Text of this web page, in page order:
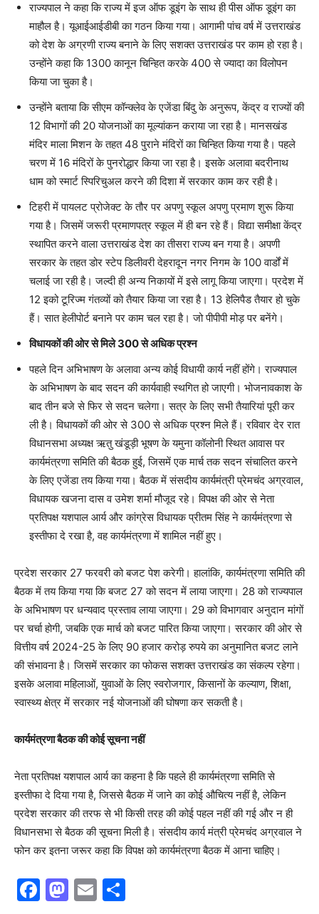
राज्यपाल ने कहा कि राज्य में इज ऑफ डूइंग के साथ ही पीस ऑफ डूइंग का
माहौल है। यूआईआईडीबी का गठन किया गया। आगामी पांच वर्ष में उत्तराखंड
को देश के अग्रणी राज्य बनाने के लिए सशक्त उत्तराखंड पर काम हो रहा है।
उन्होंने कहा कि 1300 कानून चिन्हित करके 400 से ज्यादा का विलोपन
किया जा चुका है।
उन्होंने बताया कि सीएम कॉन्क्लेव के एजेंडा बिंदु के अनुरूप, केंद्र व राज्यों की
12 विभागों की 20 योजनाओं का मूल्यांकन कराया जा रहा है। मानसखंड
मंदिर माला मिशन के तहत 48 पुराने मंदिरों का चिन्हित किया गया है। पहले
चरण में 16 मंदिरों के पुनरोद्धार किया जा रहा है। इसके अलावा बदरीनाथ
धाम को स्मार्ट स्पिरिचुअल करने की दिशा में सरकार काम कर रही है।
टिहरी में पायलट प्रोजेक्ट के तौर पर अपणु स्कूल अपणु प्रमाण शुरू किया
गया है। जिसमें जरूरी प्रमाणपत्र स्कूल में ही बन रहे हैं। विद्या समीक्षा केंद्र
स्थापित करने वाला उत्तराखंड देश का तीसरा राज्य बन गया है। अपणी
सरकार के तहत डोर स्टेप डिलीवरी देहरादून नगर निगम के 100 वार्डों में
चलाई जा रही है। जल्दी ही अन्य निकायों में इसे लागू किया जाएगा। प्रदेश में
12 इको टूरिज्म गंतव्यों को तैयार किया जा रहा है। 13 हेलिपैड तैयार हो चुके
हैं। सात हेलीपोर्ट बनाने पर काम चल रहा है। जो पीपीपी मोड़ पर बनेंगे।
विधायकों की ओर से मिले 300 से अधिक प्रश्न
पहले दिन अभिभाषण के अलावा अन्य कोई विधायी कार्य नहीं होंगे। राज्यपाल
के अभिभाषण के बाद सदन की कार्यवाही स्थगित हो जाएगी। भोजनावकाश के
बाद तीन बजे से फिर से सदन चलेगा। सत्र के लिए सभी तैयारियां पूरी कर
ली है। विधायकों की ओर से 300 से अधिक प्रश्न मिले हैं। रविवार देर रात
विधानसभा अध्यक्ष ऋतु खंडूड़ी भूषण के यमुना कॉलोनी स्थित आवास पर
कार्यमंत्रणा समिति की बैठक हुई, जिसमें एक मार्च तक सदन संचालित करने
के लिए एजेंडा तय किया गया। बैठक में संसदीय कार्यमंत्री प्रेमचंद अग्रवाल,
विधायक खजना दास व उमेश शर्मा मौजूद रहे। विपक्ष की ओर से नेता
प्रतिपक्ष यशपाल आर्य और कांग्रेस विधायक प्रीतम सिंह ने कार्यमंत्रणा से
इस्तीफा दे रखा है, वह कार्यमंत्रणा में शामिल नहीं हुए।
प्रदेश सरकार 27 फरवरी को बजट पेश करेगी। हालांकि, कार्यमंत्रणा समिति की
बैठक में तय किया गया कि बजट 27 को सदन में लाया जाएगा। 28 को राज्यपाल
के अभिभाषण पर धन्यवाद प्रस्ताव लाया जाएगा। 29 को विभागवार अनुदान मांगों
पर चर्चा होगी, जबकि एक मार्च को बजट पारित किया जाएगा। सरकार की ओर से
वित्तीय वर्ष 2024-25 के लिए 90 हजार करोड़ रुपये का अनुमानित बजट लाने
की संभावना है। जिसमें सरकार का फोकस सशक्त उत्तराखंड का संकल्प रहेगा।
इसके अलावा महिलाओं, युवाओं के लिए स्वरोजगार, किसानों के कल्याण, शिक्षा,
स्वास्थ्य क्षेत्र में सरकार नई योजनाओं की घोषणा कर सकती है।
कार्यमंत्रणा बैठक की कोई सूचना नहीं
नेता प्रतिपक्ष यशपाल आर्य का कहना है कि पहले ही कार्यमंत्रणा समिति से
इस्तीफा दे दिया गया है, जिससे बैठक में जाने का कोई औचित्य नहीं है, लेकिन
प्रदेश सरकार की तरफ से भी किसी तरह की कोई पहल नहीं की गई और न ही
विधानसभा से बैठक की सूचना मिली है। संसदीय कार्य मंत्री प्रेमचंद अग्रवाल ने
फोन कर इतना जरूर कहा कि विपक्ष को कार्यमंत्रणा बैठक में आना चाहिए।
F
M E